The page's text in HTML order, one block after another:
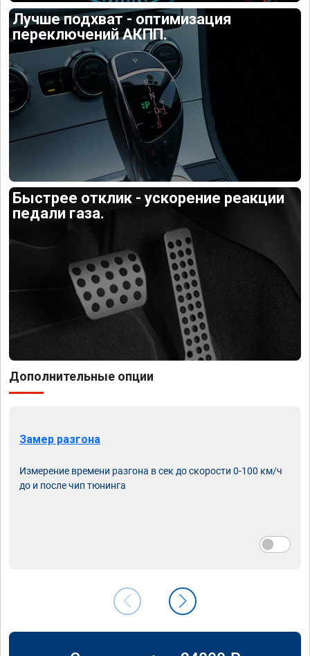
Лучше подхват - оптимизация
переключений АКПП.
Быстрее отклик - ускорение реакции
педали газа.
Дополнительные опции
Замер разгона
Измерение времени разгона в сек до скорости 0-100 км/ч
до и после чип тюнинга